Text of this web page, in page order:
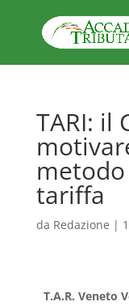
TARI: il
tariffa
da Redazione |
T.A.R. Veneto